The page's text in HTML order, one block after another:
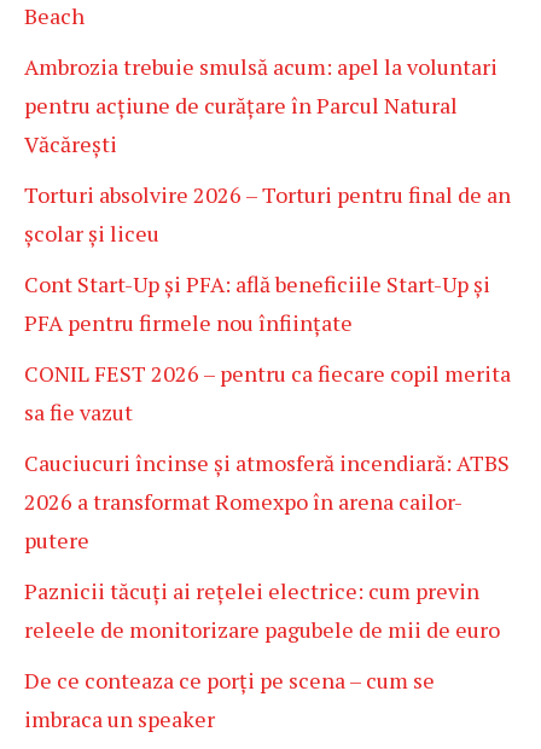
Beach
Ambrozia trebuie smulsă acum: apel la voluntari
pentru acțiune de curățare în Parcul Natural
Văcărești
Torturi absolvire 2026 – Torturi pentru final de an
școlar și liceu
Cont Start-Up și PFA: află beneficiile Start-Up și
PFA pentru firmele nou înființate
CONIL FEST 2026 – pentru ca fiecare copil merita
sa fie vazut
Cauciucuri încinse și atmosferă incendiară: ATBS
2026 a transformat Romexpo în arena cailor-
putere
Paznicii tăcuți ai rețelei electrice: cum previn
releele de monitorizare pagubele de mii de euro
De ce conteaza ce porți pe scena – cum se
imbraca un speaker